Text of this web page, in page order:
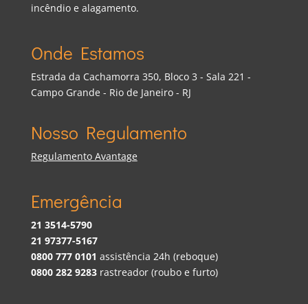
incêndio e alagamento.
Onde Estamos
Estrada da Cachamorra 350, Bloco 3 - Sala 221 -
Campo Grande - Rio de Janeiro - RJ
Nosso Regulamento
Regulamento Avantage
Emergência
21 3514-5790
21 97377-5167
0800 777 0101 assistência 24h (reboque)
0800 282 9283rastreador (roubo e furto)